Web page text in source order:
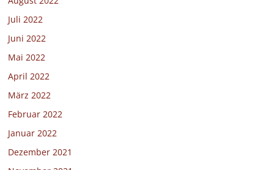
Juli 2022
Juni 2022
Mai 2022
April 2022
März 2022
Februar 2022
Januar 2022
Dezember 2021